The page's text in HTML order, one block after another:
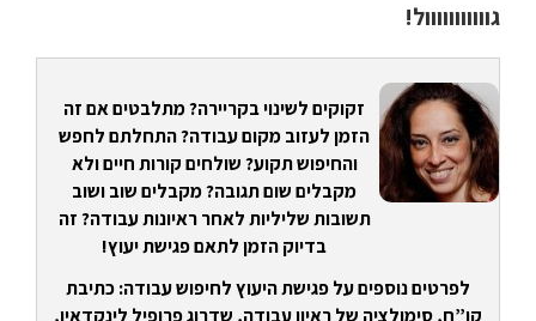
גווווווווווול!
זקוקים לשינוי בקריירה? מתלבטים אם זה
הזמן לעזוב מקום עבודה? התחלתם לחפש
והחיפוש תקוע? שולחים קורות חיים ולא
מקבלים שום תגובה? מקבלים שוב ושוב
תשובות שליליות לאחר ראיונות עבודה? זה
בדיוק הזמן לתאם פגישת יעוץ!
לפרטים נוספים על פגישת היעוץ לחיפוש עבודה: כתיבת
קו”ח, סימולציה של ראיון עבודה, שדרוג פרופיל לינקדאין,